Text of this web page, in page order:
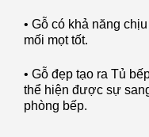
• Gỗ có khả năng
mối mọt tốt.
• Gỗ đẹp tạo ra Tủ
thể hiện được sự
phòng bếp.